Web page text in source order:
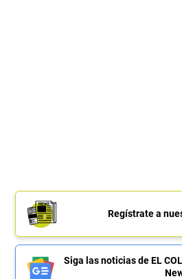
Regístrate a
Siga las noticias de EL